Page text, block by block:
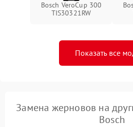
Bosch VeroCup 300
TIS30321RW
Показать все
Замена жерновов на
Bosch